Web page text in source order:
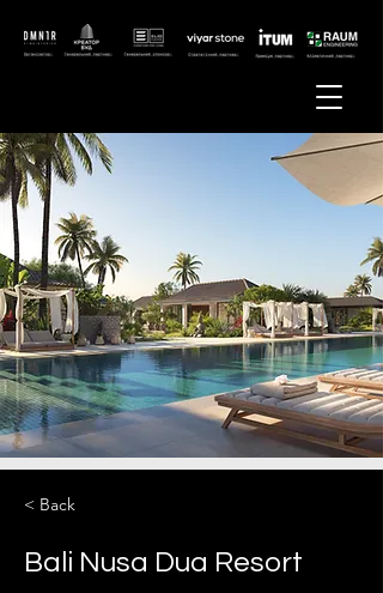
< Back
Bali Nusa Dua Resort